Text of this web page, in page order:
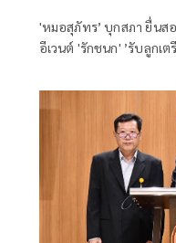
'หมอสุภัทร’ บุกสภา ยื่นสอ
อีเวนต์ 'รักชนก' ’รับลูกเ